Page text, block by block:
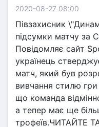
2020-08-27 08:00
Півзахисник
підсумки матчу за
Повідомляє сайт
українець
матч, який був
вивчання стилю
що команда
а тепер має ще
трофеїв.ЧИТАЙТЕ